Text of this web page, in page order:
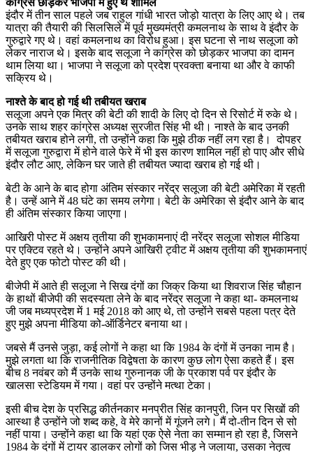
इंदौर में तीन साल पहले जब राहुल गांधी भारत जोड़ो यात्रा के लिए आए थे। तब
यात्रा की तैयारी की सिलसिले में पूर्व मुख्यमंत्री कमलनाथ के साथ वे इंदौर के
गुरुद्वारे गए थे। वहां कमलनाथ का विरोध हुआ। इस घटना से नाथ सलूजा को
लेकर नाराज थे। इसके बाद सलूजा ने कांग्रेस को छोड़कर भाजपा का दामन
थाम लिया था। भाजपा ने सलूजा को प्रदेश प्रवक्ता बनाया था और वे काफी
सक्रिय थे।
नाश्ते के बाद हो गई थी तबीयत खराब
सलूजा अपने एक मित्र की बेटी की शादी के लिए दो दिन से रिसोर्ट में रुके थे।
उनके साथ शहर कांग्रेस अध्यक्ष सुरजीत सिंह भी थी। नाश्ते के बाद उनकी
तबीयत खराब होने लगी, तो उन्होंने कहा कि मुझे ठीक नहीं लग रहा है। दोपहर
में सलूजा गुरुद्वारा में होने वाले फेरे में भी इस कारण शामिल नहीं हो पाए और सीधे
इंदौर लौट आए, लेकिन घर जाते ही तबीयत ज्यादा खराब हो गई थी।
बेटी के आने के बाद होगा अंतिम संस्कार नरेंद्र सलूजा की बेटी अमेरिका में रहती
है। उन्हें आने में 48 घंटे का समय लगेगा। बेटी के अमेरिका से इंदौर आने के बाद
ही अंतिम संस्कार किया जाएगा।
आखिरी पोस्ट में अक्षय तृतीया की शुभकामनाएं दी नरेंद्र सलूजा सोशल मीडिया
पर एक्टिव रहते थे। उन्होंने अपने आखिरी ट्वीट में अक्षय तृतीया की शुभकामनाएं
देते हुए एक फोटो पोस्ट की थी।
बीजेपी में आते ही सलूजा ने सिख दंगों का जिक्र किया था शिवराज सिंह चौहान
के हाथों बीजेपी की सदस्यता लेने के बाद नरेंद्र सलूजा ने कहा था- कमलनाथ
जी जब मध्यप्रदेश में 1 मई 2018 को आए थे, तो उन्होंने सबसे पहला पत्र देते
हुए मुझे अपना मीडिया को-ऑर्डिनेटर बनाया था।
जबसे मैं उनसे जुड़ा, कई लोगों ने कहा था कि 1984 के दंगों में उनका नाम है।
मुझे लगता था कि राजनीतिक विद्वेषता के कारण कुछ लोग ऐसा कहते हैं। इस
बीच 8 नवंबर को मैं उनके साथ गुरुनानक जी के प्रकाश पर्व पर इंदौर के
खालसा स्टेडियम में गया। वहां पर उन्होंने मत्था टेका।
इसी बीच देश के प्रसिद्ध कीर्तनकार मनप्रीत सिंह कानपुरी, जिन पर सिखों की
आस्था है उन्होंने जो शब्द कहे, वे मेरे कानों में गूंजने लगे। मैं दो-तीन दिन से सो
नहीं पाया। उन्होंने कहा था कि यहां एक ऐसे नेता का सम्मान हो रहा है, जिसने
1984 के दंगों में टायर डालकर लोगों को जिस भीड़ ने जलाया, उसका नेतृत्व